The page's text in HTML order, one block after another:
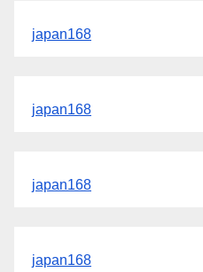
japan168
japan168
japan168
japan168